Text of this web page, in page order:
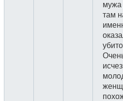
мужа
там